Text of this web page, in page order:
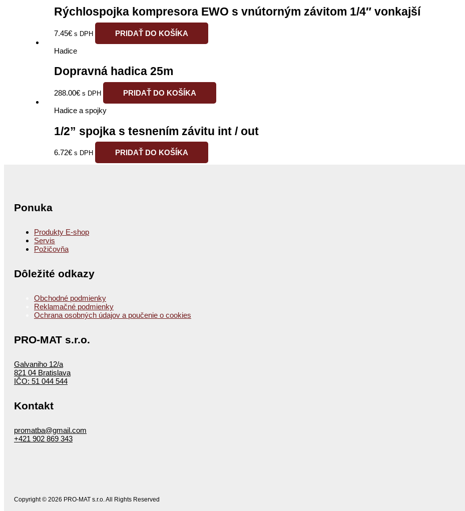
Rýchlospojka kompresora EWO s vnútorným závitom 1/4″ vonkajší
7.45€ s DPH PRIDAŤ DO KOŠÍKA
Hadice
Dopravná hadica 25m
288.00€ s DPH PRIDAŤ DO KOŠÍKA
Hadice a spojky
1/2” spojka s tesnením závitu int / out
6.72€ s DPH PRIDAŤ DO KOŠÍKA
Ponuka
Produkty E-shop
Servis
Požičovňa
Dôležité odkazy
Obchodné podmienky
Reklamačné podmienky
Ochrana osobných údajov a poučenie o cookies
PRO-MAT s.r.o.
Galvaniho 12/a
821 04 Bratislava
IČO: 51 044 544
Kontakt
promatba@gmail.com
+421 902 869 343
Copyright © 2026 PRO-MAT s.r.o. All Rights Reserved